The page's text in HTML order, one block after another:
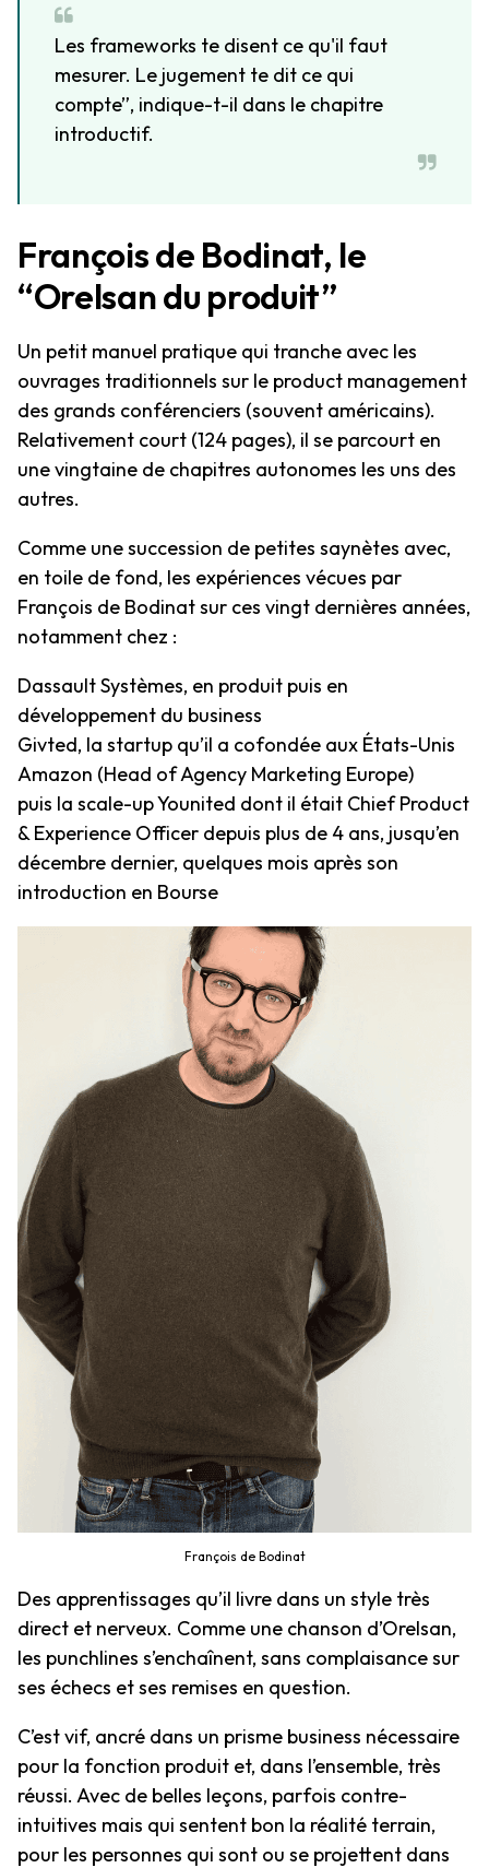
Les frameworks te disent ce qu'il faut
mesurer. Le jugement te dit ce qui
compte”, indique-t-il dans le chapitre
introductif.
François de Bodinat, le
“Orelsan du produit”
Un petit manuel pratique qui tranche avec les
ouvrages traditionnels sur le product management
des grands conférenciers (souvent américains).
Relativement court (124 pages), il se parcourt en
une vingtaine de chapitres autonomes les uns des
autres.
Comme une succession de petites saynètes avec,
en toile de fond, les expériences vécues par
François de Bodinat sur ces vingt dernières années,
notamment chez :
Dassault Systèmes, en produit puis en
développement du business
Givted, la startup qu’il a cofondée aux États-Unis
Amazon (Head of Agency Marketing Europe)
puis la scale-up Younited dont il était Chief Product
& Experience Officer depuis plus de 4 ans, jusqu’en
décembre dernier, quelques mois après son
introduction en Bourse
François de Bodinat
Des apprentissages qu’il livre dans un style très
direct et nerveux. Comme une chanson d’Orelsan,
les punchlines s’enchaînent, sans complaisance sur
ses échecs et ses remises en question.
C’est vif, ancré dans un prisme business nécessaire
pour la fonction produit et, dans l’ensemble, très
réussi. Avec de belles leçons, parfois contre-
intuitives mais qui sentent bon la réalité terrain,
pour les personnes qui sont ou se projettent dans